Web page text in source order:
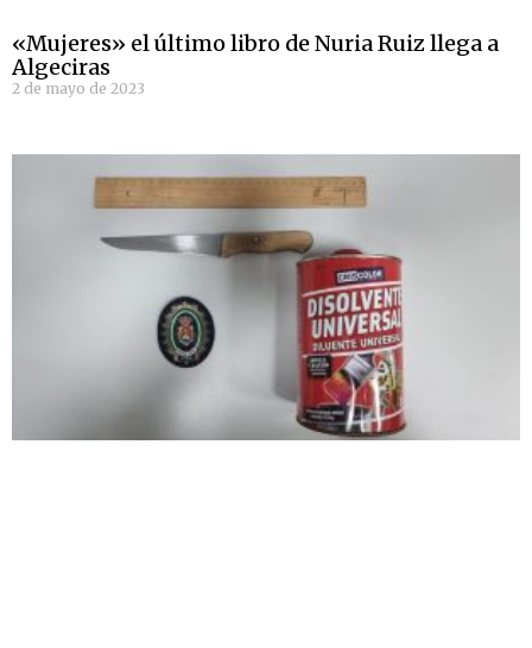
«Mujeres» el último libro de Nuria Ruiz llega a
Algeciras
2 de mayo de 2023